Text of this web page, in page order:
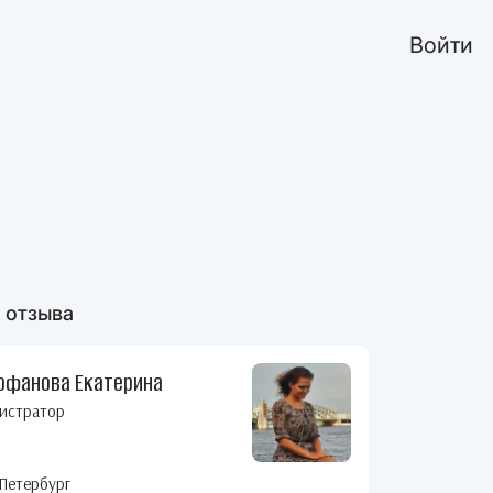
Войти
Екатерина